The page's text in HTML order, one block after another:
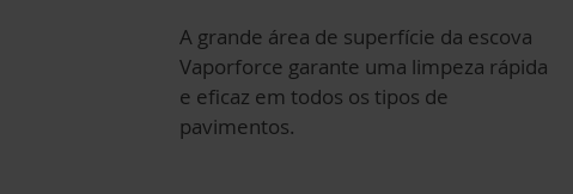
A grande área de superfície da escova
Vaporforce garante uma limpeza rápida
e eficaz em todos os tipos de
pavimentos.